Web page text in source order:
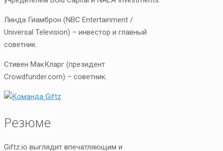
Линда Гиамброн (NBC Entertainment /
Universal Television) – инвестор и главный
советник.
Стивен МакКларг (президент
Crowdfunder.com) – советник.
Резюме
Giftz.io выглядит впечатляющим и